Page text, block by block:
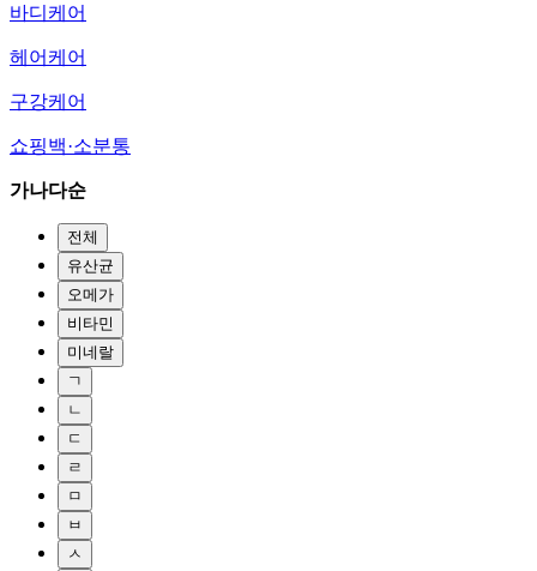
바디케어
헤어케어
구강케어
쇼핑백·소분통
가나다순
전체
유산균
오메가
비타민
미네랄
ㄱ
ㄴ
ㄷ
ㄹ
ㅁ
ㅂ
ㅅ